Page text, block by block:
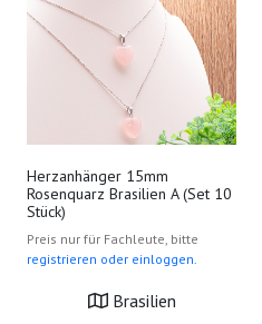
Herzanhänger 15mm
Rosenquarz Brasilien A (Set 10
Stück)
Preis nur für Fachleute, bitte
registrieren oder einloggen.
Brasilien